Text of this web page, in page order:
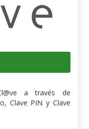
a través de
Clave PIN y Clave